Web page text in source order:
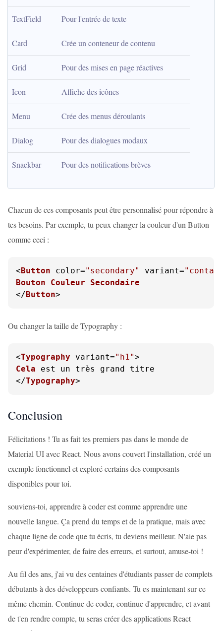
TextField Pour l'entrée de texte
Card Crée un conteneur de contenu
Grid Pour des mises en page réactives
Icon Affiche des icônes
Menu Crée des menus déroulants
Dialog Pour des dialogues modaux
Snackbar Pour des notifications brèves
Chacun de ces composants peut être personnalisé pour répondre à
tes besoins. Par exemple, tu peux changer la couleur d'un Button
comme ceci :
<Button color="secondary" variant=
Bouton
Couleur
Secondaire
</Button>
Ou changer la taille de Typography :
<Typography variant="h1"
Cela est un très grand titre
</Typography>
Conclusion
Félicitations ! Tu as fait tes premiers pas dans le monde de
Material UI avec React. Nous avons couvert l'installation, créé un
exemple fonctionnel et exploré certains des composants
disponibles pour toi.
souviens-toi, apprendre à coder est comme apprendre une
nouvelle langue. Ça prend du temps et de la pratique, mais avec
chaque ligne de code que tu écris, tu deviens meilleur. N'aie pas
peur d'expérimenter, de faire des erreurs, et surtout, amuse-toi !
Au fil des ans, j'ai vu des centaines d'étudiants passer de complets
débutants à des développeurs confiants. Tu es maintenant sur ce
même chemin. Continue de coder, continue d'apprendre, et avant
de t'en rendre compte, tu seras créer des applications React